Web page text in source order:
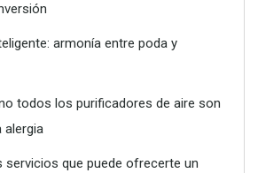
que puede ofrecerte un vivero
armonía entre poda y
todos los purificadores de aire son
alergia
que puede ofrecerte un